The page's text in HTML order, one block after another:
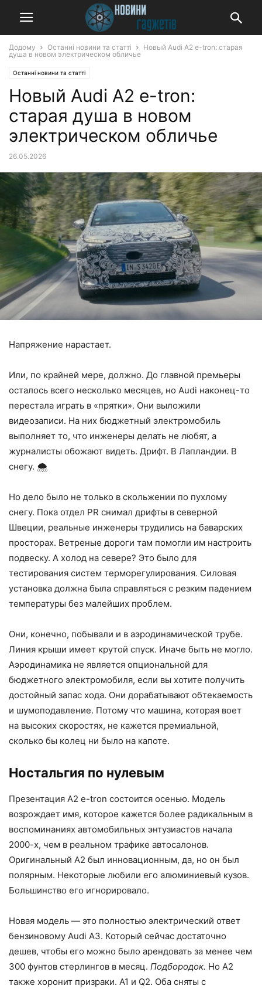
Додому Останні новини та статті
Новый Audi A2 e-tron: старая
душа в новом электрическом обличье
Останні новини та статті
Новый Audi A2 e-tron:
старая душа в новом
электрическом обличье
26.05.2026
Напряжение нарастает.
Или, по крайней мере, должно. До главной премьеры
осталось всего несколько месяцев, но Audi наконец-то
перестала играть в «прятки». Они выложили
видеозаписи. На них бюджетный электромобиль
выполняет то, что инженеры делать не любят, а
журналисты обожают видеть. Дрифт. В Лапландии. В
снегу. 🌨️
Но дело было не только в скольжении по пухлому
снегу. Пока отдел PR снимал дрифты в северной
Швеции, реальные инженеры трудились на баварских
просторах. Ветреные дороги там помогли им настроить
подвеску. А холод на севере? Это было для
тестирования систем терморегулирования. Силовая
установка должна была справляться с резким падением
температуры без малейших проблем.
Они, конечно, побывали и в аэродинамической трубе.
Линия крыши имеет крутой спуск. Иначе быть не могло.
Аэродинамика не является опциональной для
бюджетного электромобиля, если вы хотите получить
достойный запас хода. Они дорабатывают обтекаемость
и шумоподавление. Потому что машина, которая воет
на высоких скоростях, не кажется премиальной,
сколько бы колец ни было на капоте.
Ностальгия по нулевым
Презентация A2 e-tron состоится осенью. Модель
возрождает имя, которое кажется более радикальным в
воспоминаниях автомобильных энтузиастов начала
2000-х, чем в реальном трафике автосалонов.
Оригинальный A2 был инновационным, да, но он был
полярным. Некоторые любили его алюминиевый кузов.
Большинство его игнорировало.
Новая модель — это полностью электрический ответ
бензиновому Audi A3. Который сейчас достаточно
дешев, чтобы его можно было арендовать за менее чем
300 фунтов стерлингов в месяц. Подбородок. Но A2
также хоронит призраки. A1 и Q2. Оба сняты с